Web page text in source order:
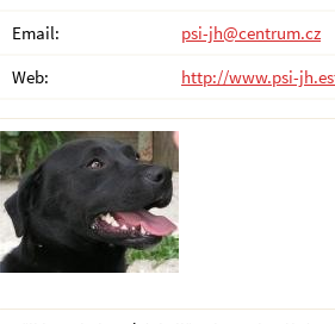
Email:
psi-jh@centrum.cz
Web:
http://www.psi-